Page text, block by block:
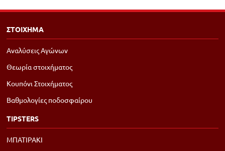
ΣΤΟΙΧΗΜΑ
Αναλύσεις Αγώνων
Θεωρία στοιχήματος
Κουπόνι Στοιχήματος
Βαθμολογίες ποδοσφαίρου
TIPSTERS
ΜΠΑΤΙΡΑΚΙ